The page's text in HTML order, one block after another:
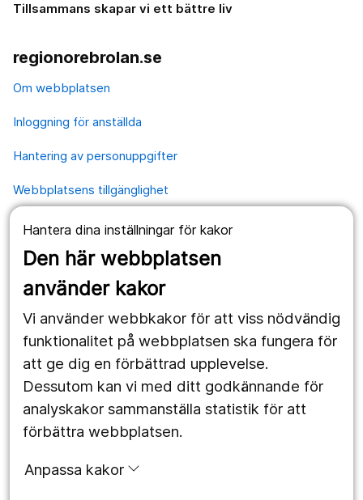
Hantera dina inställningar för kakor
Den här webbplatsen
använder kakor
Vi använder webbkakor för att viss nödvändig
funktionalitet på webbplatsen ska fungera för
att ge dig en förbättrad upplevelse.
Dessutom kan vi med ditt godkännande för
analyskakor sammanställa statistik för att
förbättra webbplatsen.
Anpassa kakor
Tillsammans skapar vi ett bättre liv
regionorebrolan.se
Om webbplatsen
Inloggning för anställda
Hantering av personuppgifter
Webbplatsens tillgänglighet
Våra webbplatser
1177.se
Region Örebro län
Följ oss
Facebook